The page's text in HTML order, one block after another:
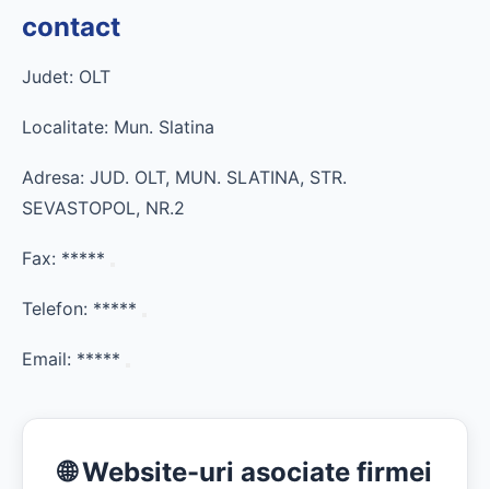
contact
Judet: OLT
Localitate: Mun. Slatina
Adresa: JUD. OLT, MUN. SLATINA, STR.
SEVASTOPOL, NR.2
Fax: *****
Telefon: *****
Email: *****
🌐 Website-uri asociate firmei